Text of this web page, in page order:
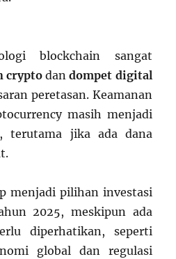
blockchain sangat
cryptodandompet digital
peretasan. Keamanan
masih menjadi
terutama jika ada dana
menjadi pilihan investasi
2025, meskipun ada
diperhatikan, seperti
global dan regulasi